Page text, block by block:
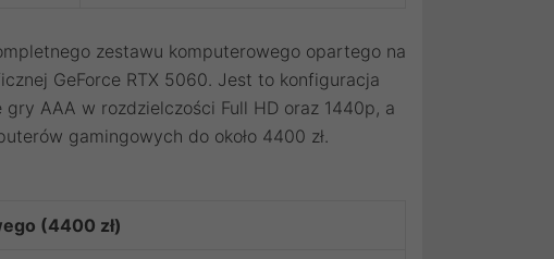
zestawu komputerowego opartego na
GeForce RTX 5060. Jest to konfiguracja
AAA w rozdzielczości Full HD oraz 1440p, a
gamingowych do około 4400 zł.
(4400 zł)